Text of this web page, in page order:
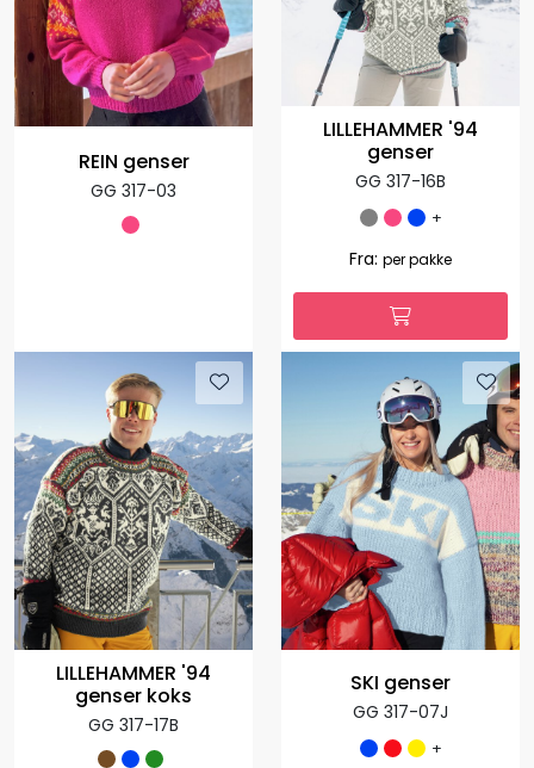
REIN genser
GG 317-03
LILLEHAMMER '94
genser
GG 317-16B
+
Fra: per pakke
LILLEHAMMER '94
genser koks
GG 317-17B
SKI genser
GG 317-07J
+